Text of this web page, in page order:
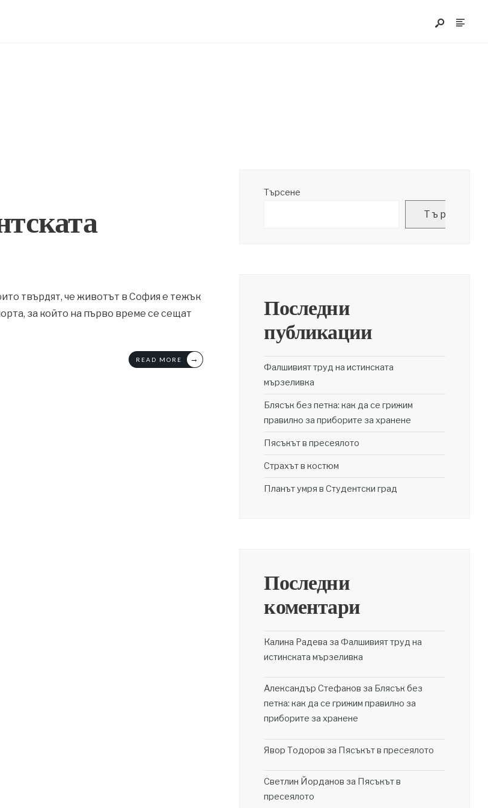
твърдят, че животът в София е тежък
за който на първо време се сещат
READ MORE →
Търсене
Търсене
Последни
публикации
Фалшивият труд на истинската
мързеливка
Блясък без петна: как да се грижим
правилно за приборите за хранене
Пясъкът в пресеялото
Страхът в костюм
Планът умря в Студентски град
Последни
коментари
Калина Радева заФалшивият труд на
истинската мързеливка
Александър Стефанов за Блясък без
петна: как да се грижим правилно за
приборите за хранене
Явор Тодоров за Пясъкът в пресеялото
Светлин Йорданов за Пясъкът в
пресеялото